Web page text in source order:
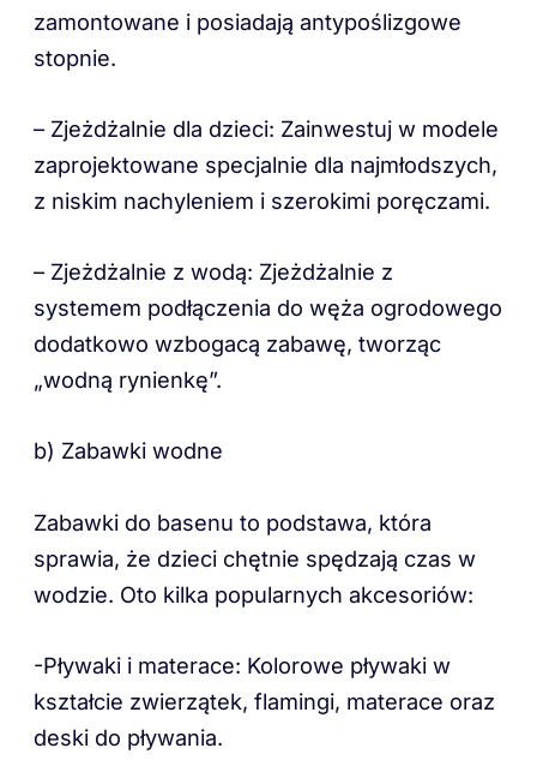
zamontowane i posiadają antypoślizgowe
stopnie.
– Zjeżdżalnie dla dzieci: Zainwestuj w modele
zaprojektowane specjalnie dla najmłodszych,
z niskim nachyleniem i szerokimi poręczami.
– Zjeżdżalnie z wodą: Zjeżdżalnie z
systemem podłączenia do węża ogrodowego
dodatkowo wzbogacą zabawę, tworząc
„wodną rynienkę”.
b) Zabawki wodne
Zabawki do basenu to podstawa, która
sprawia, że dzieci chętnie spędzają czas w
wodzie. Oto kilka popularnych akcesoriów:
-Pływaki i materace: Kolorowe pływaki w
kształcie zwierzątek, flamingi, materace oraz
deski do pływania.